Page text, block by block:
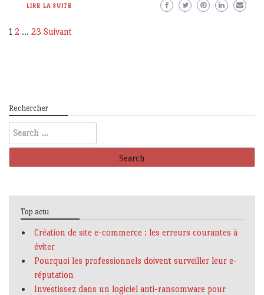
LIRE LA SUITE
Pagination
1 2 … 23 Suivant
Rechercher
Search
for:
Top actu
Création de site e-commerce : les erreurs courantes à
éviter
Pourquoi les professionnels doivent surveiller leur e-
réputation
Investissez dans un logiciel anti-ransomware pour